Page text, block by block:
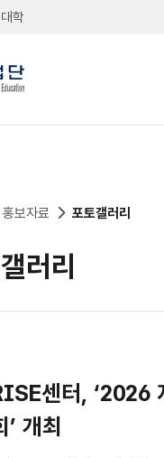
학
홍보자료 포토갤러리
러리
센터, ‘2026
개최